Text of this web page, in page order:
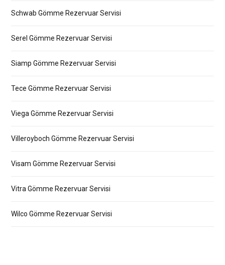
Schwab Gömme Rezervuar Servisi
Serel Gömme Rezervuar Servisi
Siamp Gömme Rezervuar Servisi
Tece Gömme Rezervuar Servisi
Viega Gömme Rezervuar Servisi
Villeroyboch Gömme Rezervuar Servisi
Visam Gömme Rezervuar Servisi
Vitra Gömme Rezervuar Servisi
Wilco Gömme Rezervuar Servisi